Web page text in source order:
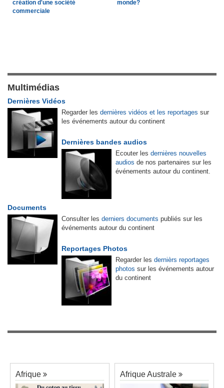
création d'une société
commerciale
monde?
Multimédias
Dernières Vidéos
Regarder les dernières vidéos et les reportages sur
les événements autour du continent
Dernières bandes audios
Ecouter les dernières nouvelles
audios de nos partenaires sur les
événements autour du continent.
Documents
Consulter les derniers documents publiés sur les
événements autour du continent
Reportages Photos
Regarder les dernièrs reportages
photos sur les événements autour
du continent
Afrique Afrique Australe